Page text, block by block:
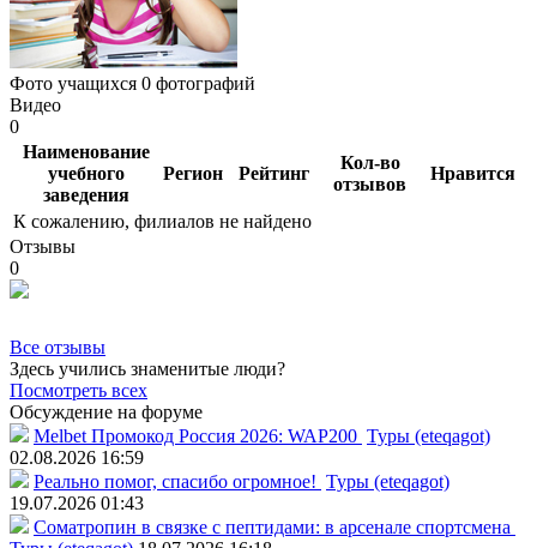
Фото учащихся 0 фотографий
Видео
0
Наименование
учебного
заведения
Регион Рейтинг
Кол-во
отзывов
Нравится
К сожалению, филиалов не найдено
Отзывы
0
Все отзывы
Здесь учились знаменитые люди?
Посмотреть всех
Обсуждение на форуме
Melbet Промокод Россия 2026: WAP200 Туры (eteqagot)
02.08.2026 16:59
Реально помог, спасибо огромное! Туры (eteqagot)
19.07.2026 01:43
Соматропин в связке с пептидами: в арсенале спортсмена